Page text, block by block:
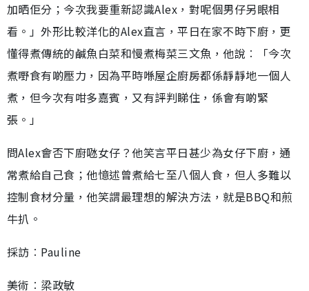
加晒佢分；今次我要重新認識Alex，對呢個男仔另眼相
看。」外形比較洋化的Alex直言，平日在家不時下廚，更
懂得煮傳統的鹹魚白菜和慢煮梅菜三文魚，他說︰「今次
煮嘢食有啲壓力，因為平時喺屋企廚房都係靜靜地一個人
煮，但今次有咁多嘉賓，又有評判睇住，係會有啲緊
張。」
問Alex會否下廚𠱁女仔？他笑言平日甚少為女仔下廚，通
常煮給自己食；他憶述曾煮給七至八個人食，但人多難以
控制食材分量，他笑謂最理想的解決方法，就是BBQ和煎
牛扒。
採訪︰Pauline
美術︰梁政敏